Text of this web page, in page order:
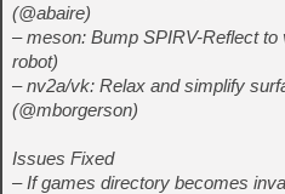
(@abaire)
– meson: Bump SPIRV-Reflect
robot)
– nv2a/vk: Relax and simplify
(@mborgerson)
Issues Fixed
– If games directory becomes